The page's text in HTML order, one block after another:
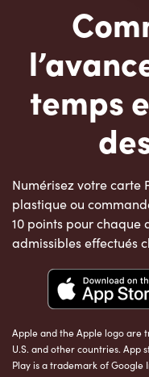
temps
Numérisez votre carte
plastique ou
10 points pour chaque
admissibles effectués
Apple and the Apple logo are
U.S. and other countries. App
Play is a trademark of Google